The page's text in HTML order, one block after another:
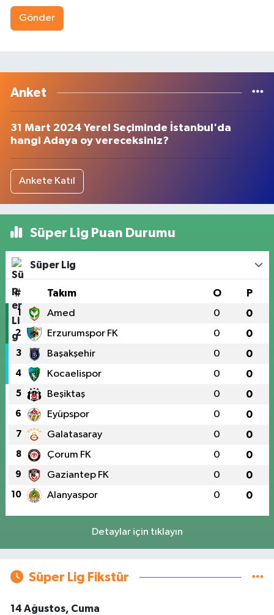
Gönder
Anket
31 Mart 2024 Yerel Seçiminde İstanbul'da
hangi Adaya oy vereceksiniz?
Ankete Katıl
Süper Lig Puan Durumu
Süper Lig
# Takım O P
1 Amed 0 0
2 Erzurumspor FK 0 0
3 Başakşehir 0 0
4 Kocaelispor 0 0
5 Beşiktaş 0 0
6 Eyüpspor 0 0
7 Galatasaray 0 0
8 Çorum FK 0 0
9 Gaziantep FK 0 0
10 Alanyaspor 0 0
Detaylar için tıklayın
Süper Lig Fikstür
14 Ağustos, Cuma